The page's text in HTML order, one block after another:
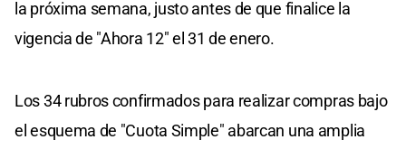
la próxima semana, justo antes de que finalice la
vigencia de "Ahora 12" el 31 de enero.
Los 34 rubros confirmados para realizar compras bajo
el esquema de "Cuota Simple" abarcan una amplia